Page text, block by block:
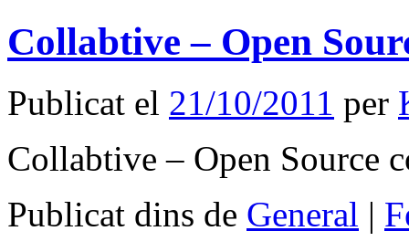
Collabtive – Open
Publicat el 21/10/2011 per
Collabtive – Open Source
Publicat dins de General |